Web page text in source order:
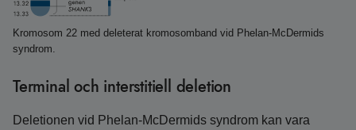
Kromosom 22 med deleterat kromosomband vid Phelan-McDermids
syndrom.
Terminal och interstitiell deletion
Deletionen vid Phelan‑McDermids syndrom kan vara